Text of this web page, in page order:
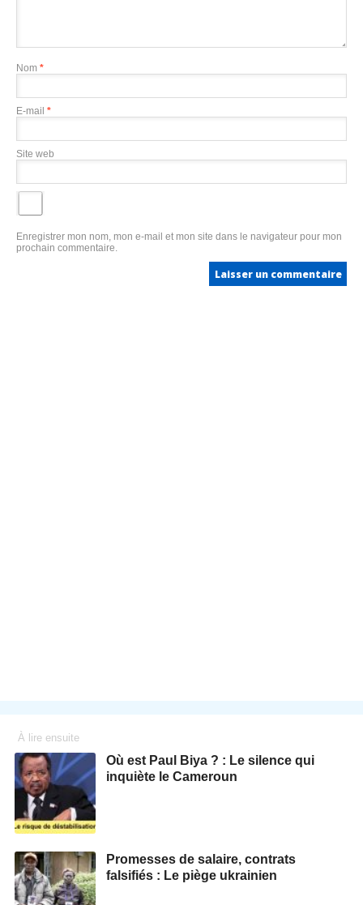
Nom *
E-mail *
Site web
Enregistrer mon nom, mon e-mail et mon site dans le navigateur pour mon
prochain commentaire.
À lire ensuite
Où est Paul Biya ? : Le silence qui
inquiète le Cameroun
Promesses de salaire, contrats
falsifiés : Le piège ukrainien